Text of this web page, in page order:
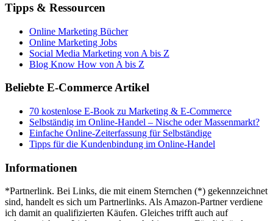
Tipps & Ressourcen
Online Marketing Bücher
Online Marketing Jobs
Social Media Marketing von A bis Z
Blog Know How von A bis Z
Beliebte E-Commerce Artikel
70 kostenlose E-Book zu Marketing & E-Commerce
Selbständig im Online-Handel – Nische oder Massenmarkt?
Einfache Online-Zeiterfassung für Selbständige
Tipps für die Kundenbindung im Online-Handel
Informationen
*Partnerlink. Bei Links, die mit einem Sternchen (*) gekennzeichnet
sind, handelt es sich um Partnerlinks. Als Amazon-Partner verdiene
ich damit an qualifizierten Käufen. Gleiches trifft auch auf